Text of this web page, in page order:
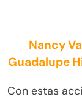
Nancy
Guadalupe
Con estas